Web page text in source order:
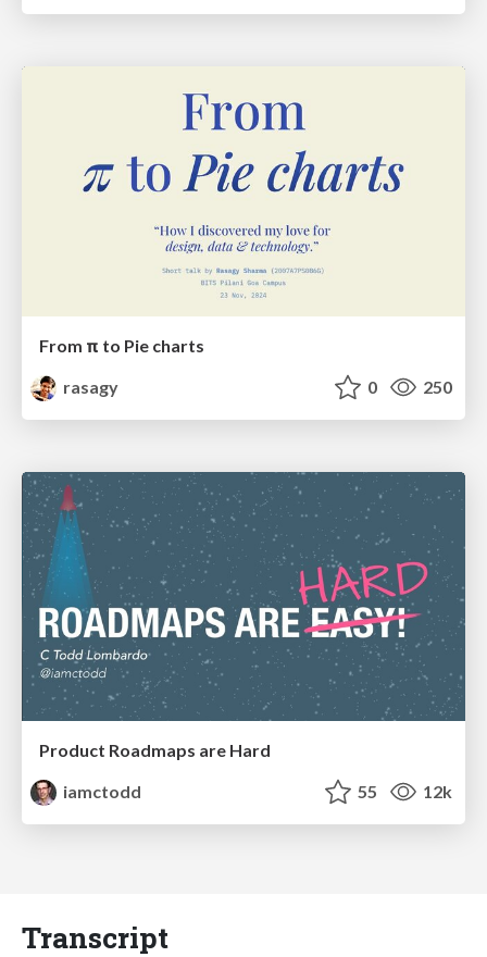
From π to Pie charts
rasagy
0 250
Product Roadmaps are Hard
iamctodd
55 12k
Transcript